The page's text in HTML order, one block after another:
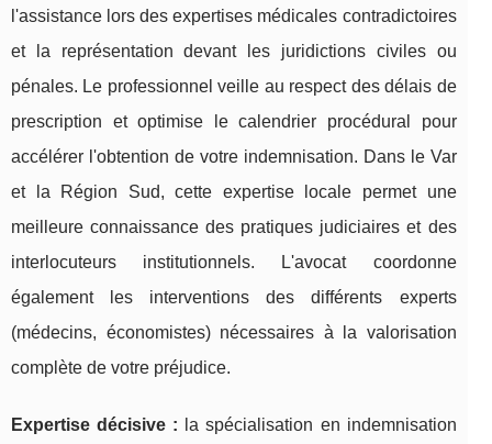
l'assistance lors des expertises médicales contradictoires
et la représentation devant les juridictions civiles ou
pénales. Le professionnel veille au respect des délais de
prescription et optimise le calendrier procédural pour
accélérer l'obtention de votre indemnisation. Dans le Var
et la Région Sud, cette expertise locale permet une
meilleure connaissance des pratiques judiciaires et des
interlocuteurs institutionnels. L'avocat coordonne
également les interventions des différents experts
(médecins, économistes) nécessaires à la valorisation
complète de votre préjudice.
Expertise décisive : la spécialisation en indemnisation